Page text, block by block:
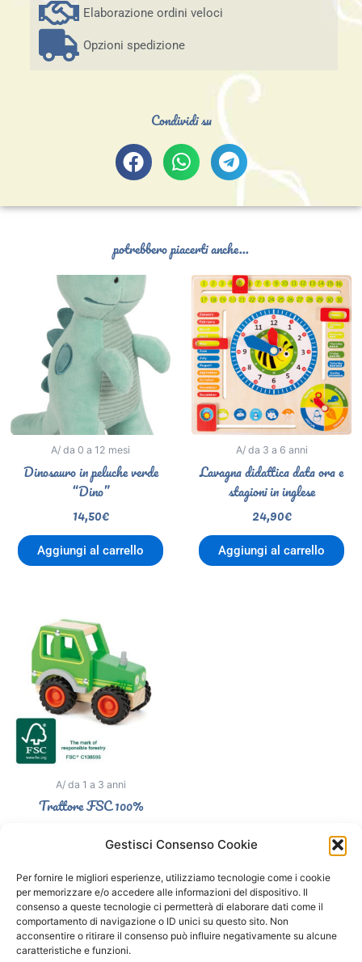
Gestisci Consenso Cookie
Per fornire le migliori esperienze, utilizziamo tecnologie come i cookie
per memorizzare e/o accedere alle informazioni del dispositivo. Il
consenso a queste tecnologie ci permetterà di elaborare dati come il
comportamento di navigazione o ID unici su questo sito. Non
acconsentire o ritirare il consenso può influire negativamente su alcune
caratteristiche e funzioni.
Elaborazione ordini veloci
Opzioni spedizione
Condividi su
potrebbero piacerti anche...
A/ da 0 a 12 mesi
Dinosauro in peluche verde
“Dino”
14,50€
Aggiungi al carrello
A/ da 3 a 6 anni
Lavagna didattica data ora e
stagioni in inglese
24,90€
Aggiungi al carrello
A/ da 1 a 3 anni
Trattore FSC 100%
Segui il Gatto Blu sui social